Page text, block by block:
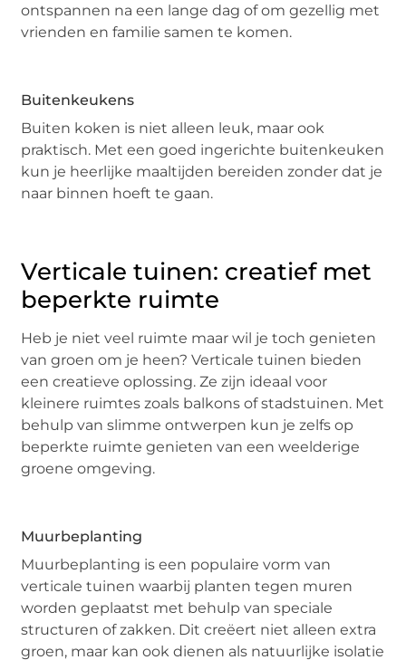
ontspannen na een lange dag of om gezellig met
vrienden en familie samen te komen.
Buitenkeukens
Buiten koken is niet alleen leuk, maar ook
praktisch. Met een goed ingerichte buitenkeuken
kun je heerlijke maaltijden bereiden zonder dat je
naar binnen hoeft te gaan.
Verticale tuinen: creatief met
beperkte ruimte
Heb je niet veel ruimte maar wil je toch genieten
van groen om je heen? Verticale tuinen bieden
een creatieve oplossing. Ze zijn ideaal voor
kleinere ruimtes zoals balkons of stadstuinen. Met
behulp van slimme ontwerpen kun je zelfs op
beperkte ruimte genieten van een weelderige
groene omgeving.
Muurbeplanting
Muurbeplanting is een populaire vorm van
verticale tuinen waarbij planten tegen muren
worden geplaatst met behulp van speciale
structuren of zakken. Dit creëert niet alleen extra
groen, maar kan ook dienen als natuurlijke isolatie